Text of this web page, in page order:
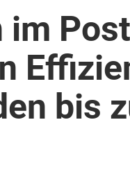
im
bis